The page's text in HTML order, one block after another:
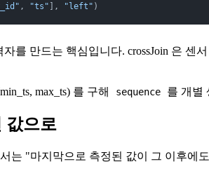
, "ts" ], "left" )
자를 만드는 핵심입니다. crossJoin 은 센
max_ts) 를 구해 sequence 를 개별
값으로
는 "마지막으로 측정된 값이 그 이후에